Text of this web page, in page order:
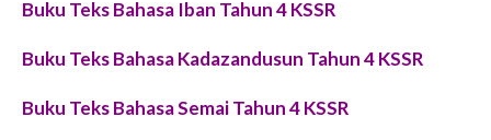
Buku Teks Bahasa Iban Tahun 4 KSSR
Buku Teks Bahasa Kadazandusun Tahun 4 KSSR
Buku Teks Bahasa Semai Tahun 4 KSSR